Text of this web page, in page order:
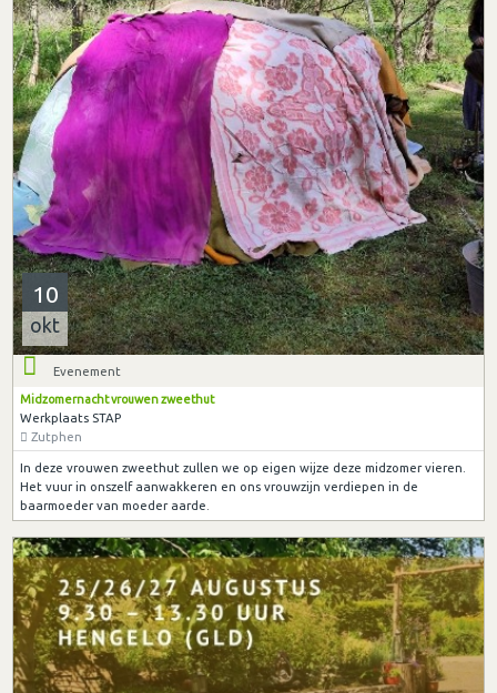
10
okt
Evenement
Midzomernacht vrouwen zweethut
Werkplaats STAP
Zutphen
In deze vrouwen zweethut zullen we op eigen wijze deze midzomer vieren.
Het vuur in onszelf aanwakkeren en ons vrouwzijn verdiepen in de
baarmoeder van moeder aarde.